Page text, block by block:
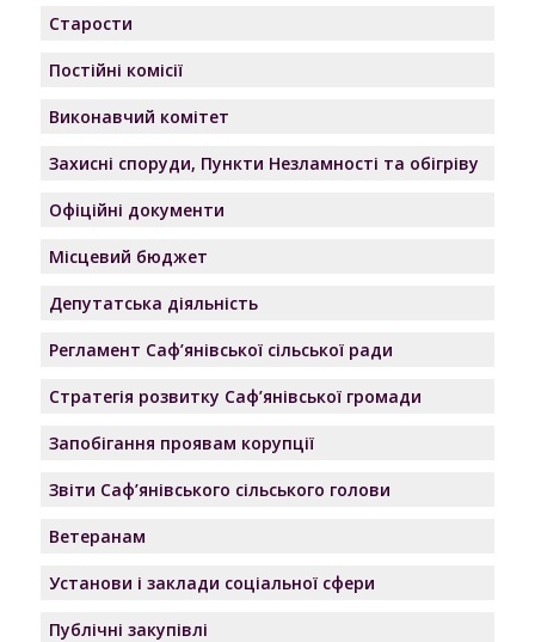
Старости
Постійні комісії
Виконавчий комітет
Захисні споруди, Пункти Незламності та обігріву
Офіційні документи
Місцевий бюджет
Депутатська діяльність
Регламент Саф’янівської сільської ради
Стратегія розвитку Саф’янівської громади
Запобігання проявам корупції
Звіти Саф’янівського сільського голови
Ветеранам
Установи і заклади соціальної сфери
Публічні закупівлі